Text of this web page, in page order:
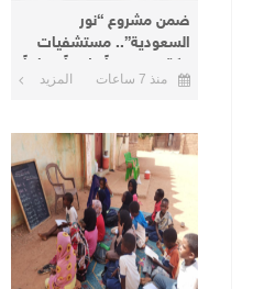
ضمن مشروع “نور
السعودية”.. مستشفيات
مكة تنفذ يوماً علاجياً مجانياً
بأم درمان وتعلن يوماً آخر
منذ 7 ساعات المزيد